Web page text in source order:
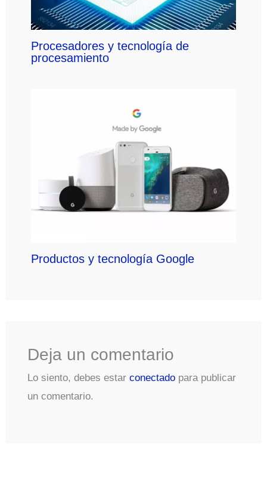
Procesadores y tecnología de
procesamiento
Productos y tecnología Google
Deja un comentario
Lo siento, debes estar conectadopara publicar
un comentario.